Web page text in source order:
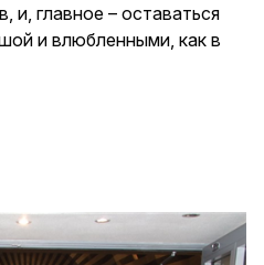
и, главное – оставаться
и влюбленными, как в